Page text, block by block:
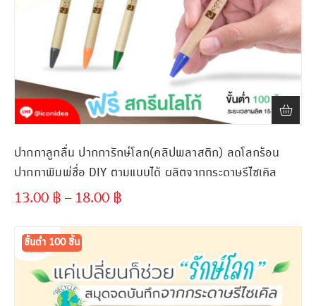
ปากกาลูกลื่น ปากการักษ์โลก(คลิปพลาสติก) ลดโลกร้อน
ปากกาพิมพ์ชื่อ DIY ตามแบบได้ ผลิตจากกระดาษรีไซเคิล
13.00 ฿– 18.00 ฿
ขั้นต่ำ 100 ชิ้น